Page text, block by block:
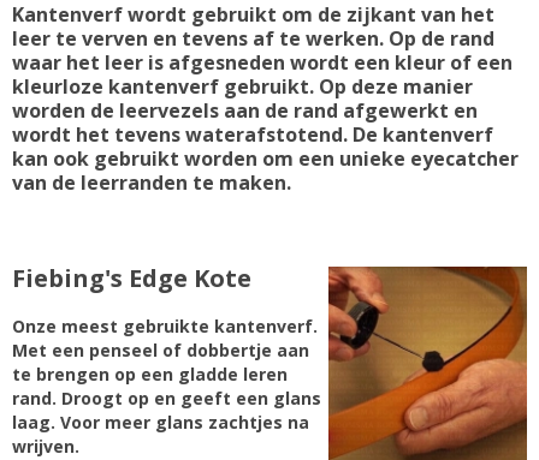
Kantenverf wordt gebruikt om de zijkant van het
leer te verven en tevens af te werken. Op de rand
waar het leer is afgesneden wordt een kleur of een
kleurloze kantenverf gebruikt. Op deze manier
worden de leervezels aan de rand afgewerkt en
wordt het tevens waterafstotend. De kantenverf
kan ook gebruikt worden om een unieke eyecatcher
van de leerranden te maken.
Fiebing's Edge Kote
Onze meest gebruikte kantenverf.
Met een penseel of dobbertje aan
te brengen op een gladde leren
rand. Droogt op en geeft een glans
laag. Voor meer glans zachtjes na
wrijven.